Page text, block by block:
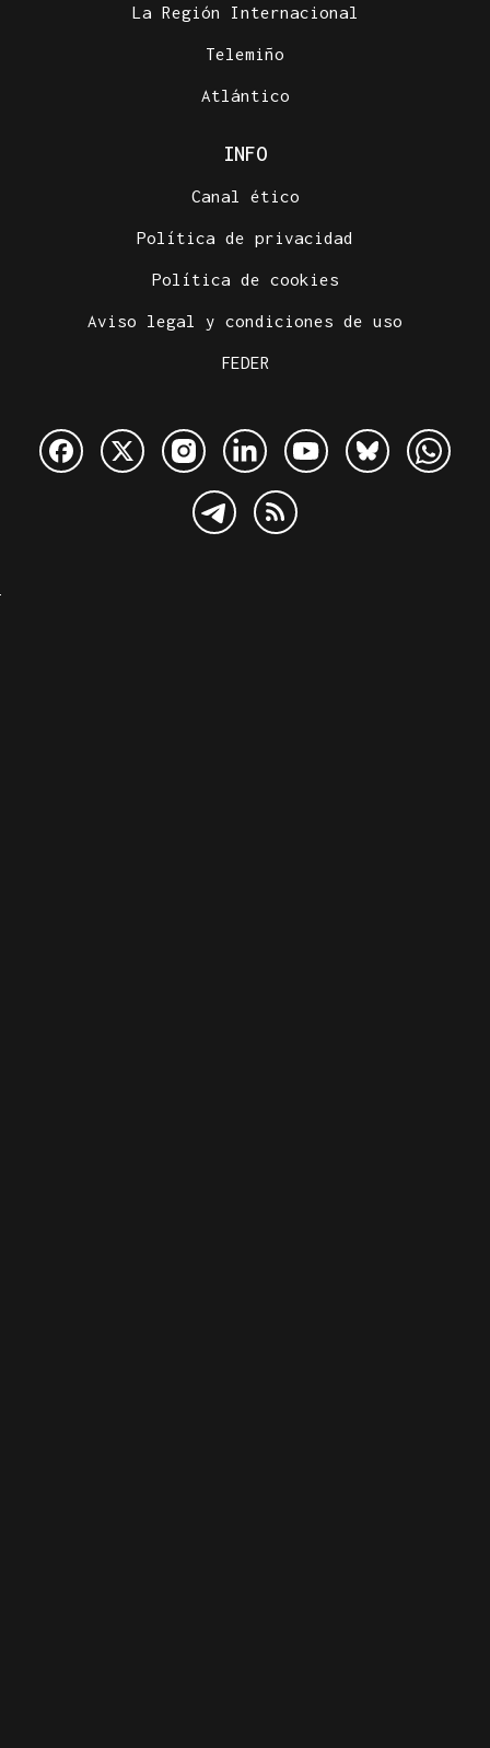
La Región Internacional
Telemiño
Atlántico
INFO
Canal ético
Política de privacidad
Política de cookies
Aviso legal y condiciones de uso
FEDER